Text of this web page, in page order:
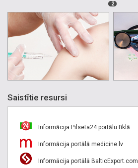
2
Saistītie resursi
Informācija Pilseta24 portālu tīklā
Informācija portālā medicine.lv
Informācija portālā BalticExport.com